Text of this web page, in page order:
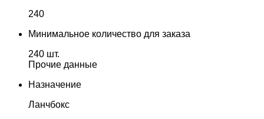
240
Минимальное количество для заказа
240 шт.
Прочие данные
Назначение
Ланчбокс